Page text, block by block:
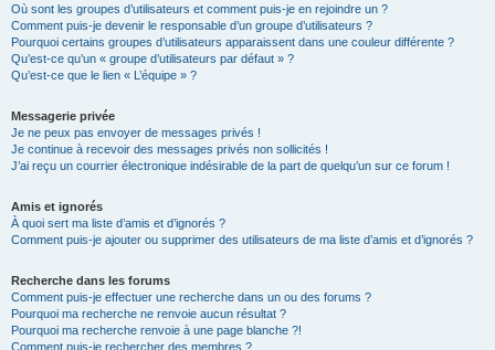
Où sont les groupes d’utilisateurs et comment puis-je en rejoindre un ?
Comment puis-je devenir le responsable d’un groupe d’utilisateurs ?
Pourquoi certains groupes d’utilisateurs apparaissent dans une couleur différente ?
Qu’est-ce qu’un « groupe d’utilisateurs par défaut » ?
Qu’est-ce que le lien « L’équipe » ?
Messagerie privée
Je ne peux pas envoyer de messages privés !
Je continue à recevoir des messages privés non sollicités !
J’ai reçu un courrier électronique indésirable de la part de quelqu’un sur ce forum !
Amis et ignorés
À quoi sert ma liste d’amis et d’ignorés ?
Comment puis-je ajouter ou supprimer des utilisateurs de ma liste d’amis et d’ignorés ?
Recherche dans les forums
Comment puis-je effectuer une recherche dans un ou des forums ?
Pourquoi ma recherche ne renvoie aucun résultat ?
Pourquoi ma recherche renvoie à une page blanche ?!
Comment puis-je rechercher des membres ?